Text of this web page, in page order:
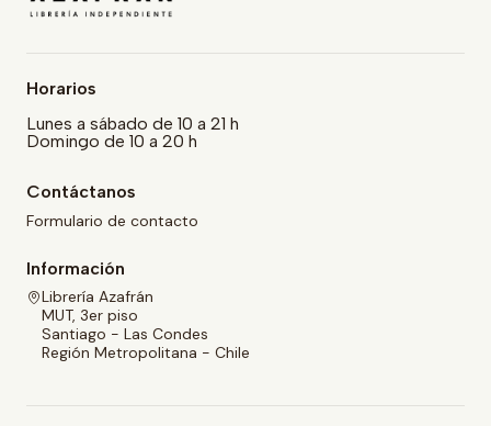
Horarios
Lunes a sábado de 10 a 21 h
Domingo de 10 a 20 h
Contáctanos
Formulario de contacto
Información
Librería Azafrán
MUT, 3er piso
Santiago - Las Condes
Región Metropolitana - Chile